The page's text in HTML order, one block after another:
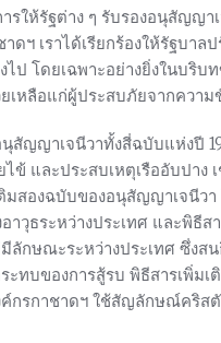
ารให้รัฐต่าง ๆ รับรองอนุสัญ
ดฯ เราได้เรียกร้องให้รัฐบา
ป โดยเฉพาะอย่างยิ่งในบริบ
เหลือแก่ผู้ประสบภัยจากควา
สัญญาเจนีวาทั้งสี่ฉบับแห่งปี
ข้ และประสบเหตุเรืออับปา
มสองฉบับของอนุสัญญาเจนีว
าวุธระหว่างประเทศ และพิธี
ลักษณะระหว่างประเทศ ซึ่ง
ะทบของการสู้รบ พิธีสารเพิ่
กรกาชาดฯ ใช้สัญลักษณ์คริส